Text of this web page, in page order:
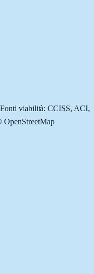
Fonti viabilità: CCISS, ACI,
OpenStreetMap